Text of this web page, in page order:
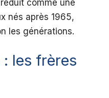
comme une
nés après 1965,
les générations.
les frères